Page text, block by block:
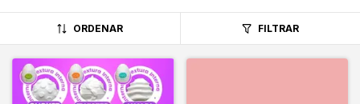
ORDENAR FILTRAR